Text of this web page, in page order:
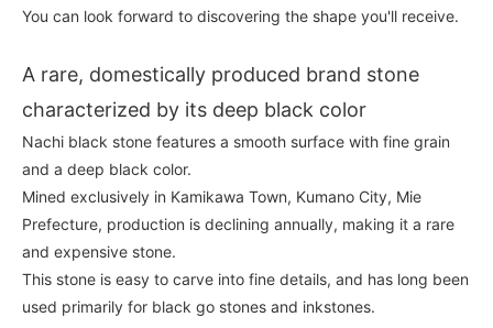
You can look forward to discovering the shape you'll receive.
A rare, domestically produced brand stone
characterized by its deep black color
Nachi black stone features a smooth surface with fine grain
and a deep black color.
Mined exclusively in Kamikawa Town, Kumano City, Mie
Prefecture, production is declining annually, making it a rare
and expensive stone.
This stone is easy to carve into fine details, and has long been
used primarily for black go stones and inkstones.